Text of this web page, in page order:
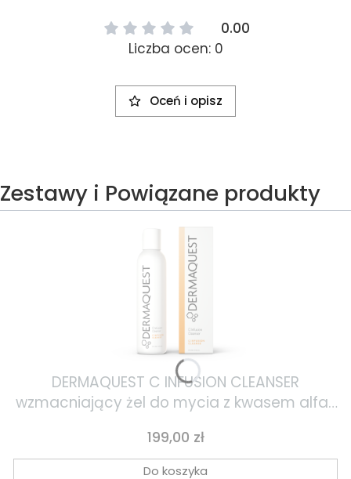
0.00
Liczba ocen: 0
Oceń i opisz
Zestawy i Powiązane produkty
DERMAQUEST C INFUSION CLEANSER
wzmacniający żel do mycia z kwasem alfa-
Cena
199,00 zł
Do koszyka